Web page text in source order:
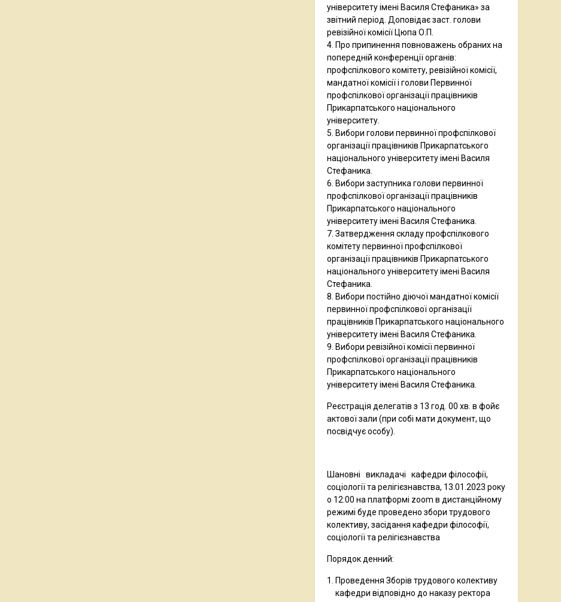
університету імені Василя Стефаника» за
звітний період. Доповідає заст. голови
ревізійної комісії Цюпа О.П.
4. Про припинення повноважень обраних на
попередній конференції органів:
профспілкового комітету, ревізійної комісії,
мандатної комісії і голови Первинної
профспілкової організації працівників
Прикарпатського національного
університету.
5. Вибори голови первинної профспілкової
організації працівників Прикарпатського
національного університету імені Василя
Стефаника.
6. Вибори заступника голови первинної
профспілкової організації працівників
Прикарпатського національного
університету імені Василя Стефаника.
7. Затвердження складу профспілкового
комітету первинної профспілкової
організації працівників Прикарпатського
національного університету імені Василя
Стефаника.
8. Вибори постійно діючої мандатної комісії
первинної профспілкової організації
працівників Прикарпатського національного
університету імені Василя Стефаника.
9. Вибори ревізійної комісії первинної
профспілкової організації працівників
Прикарпатського національного
університету імені Василя Стефаника.
Реєстрація делегатів з 13 год. 00 хв. в фойє
актової зали (при собі мати документ, що
посвідчує особу).
Шановні викладачі кафедри філософії,
соціології та релігієзнавства, 13.01.2023 року
о 12:00 на платформі zoom в дистанційному
режимі буде проведено збори трудового
колективу, засідання кафедри філософії,
соціології та релігієзнавства
Порядок денний:
Проведення Зборів трудового колективу
кафедри відповідно до наказу ректора